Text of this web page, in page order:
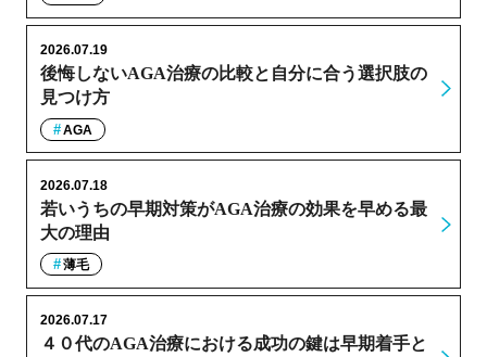
後悔しないAGA治療の比較と自分に合う選択肢の
見つけ方
2026.07.19
AGA
若いうちの早期対策がAGA治療の効果を早める最
大の理由
2026.07.18
薄毛
４０代のAGA治療における成功の鍵は早期着手と
2026.07.17